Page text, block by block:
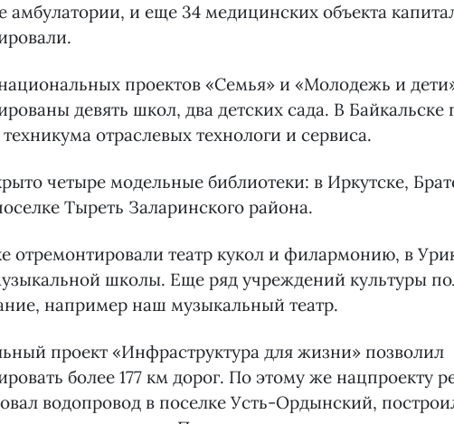
амбулатории, и еще 34 медицинских объекта
проектов «Семья» и «Молодежь и
девять школ, два детских сада. В
отраслевых технологи и сервиса.
четыре модельные библиотеки: в Иркутске,
Тыреть Заларинского района.
отремонтировали театр кукол и филармонию, в
школы. Еще ряд учреждений культуры
например наш музыкальный театр.
проект «Инфраструктура для жизни» позволил
более 177 км дорог. По этому же нацпроекту
водопровод в поселке Усть-Ордынский,